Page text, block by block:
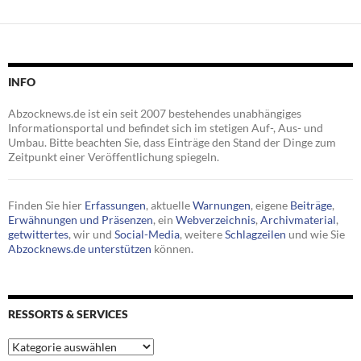
INFO
Abzocknews.de ist ein seit 2007 bestehendes unabhängiges
Informationsportal und befindet sich im stetigen Auf-, Aus- und
Umbau. Bitte beachten Sie, dass Einträge den Stand der Dinge zum
Zeitpunkt einer Veröffentlichung spiegeln.
Finden Sie hier Erfassungen, aktuelleWarnungen, eigene Beiträge,
Erwähnungen und Präsenzen, ein Webverzeichnis, Archivmaterial,
getwittertes, wir und Social-Media, weitereSchlagzeilen und wie Sie
Abzocknews.de unterstützen können.
RESSORTS & SERVICES
Ressorts